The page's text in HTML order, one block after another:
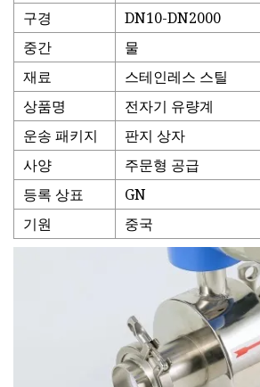
구경
DN10-DN2000
중간
물
재료
스테인레스 스틸
상품명
전자기 유량계
운송 패키지
판지 상자
사양
주문형 공급
등록 상표
GN
기원
중국